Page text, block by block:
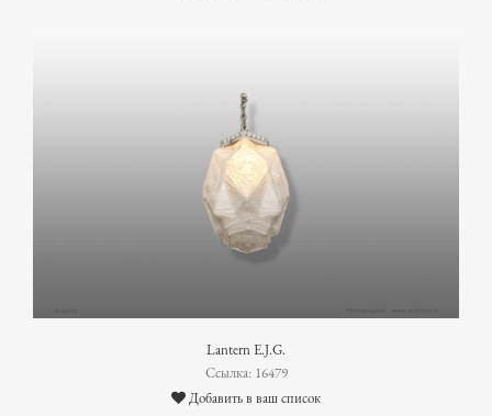
Lantern E.J.G.
Ссылка: 16479
Добавить в ваш список